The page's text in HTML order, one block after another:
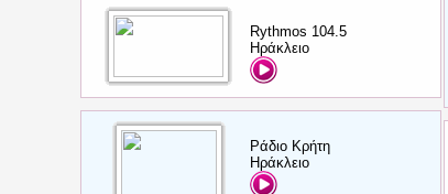
Rythmos 104.5
Ηράκλειο
Ράδιο Κρήτη
Ηράκλειο